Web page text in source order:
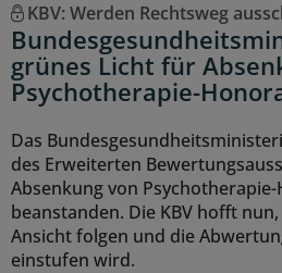
KBV: Werden Rechtsweg
grünes Licht für
Psychotherapie-
Das
des Erweiterten
Absenkung von
beanstanden. Die KBV hofft
Ansicht folgen und die
einstufen wird.